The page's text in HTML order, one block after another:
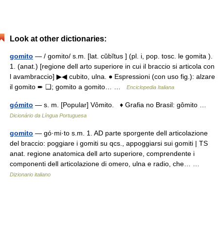
Look at other dictionaries:
gomito — / gomito/ s.m. [lat. cŭbĭtus ] (pl. i, pop. tosc. le gomita ).
1. (anat.) [regione dell arto superiore in cui il braccio si articola con
l avambraccio] ▶◀ cubito, ulna. ● Espressioni (con uso fig.): alzare
il gomito ➨ ❑; gomito a gomito… …
Enciclopedia Italiana
gómito — s. m. [Popular] Vômito. ♦ Grafia no Brasil: gômito …
Dicionário da Língua Portuguesa
gomito — gó·mi·to s.m. 1. AD parte sporgente dell articolazione
del braccio: poggiare i gomiti su qcs., appoggiarsi sui gomiti | TS
anat. regione anatomica dell arto superiore, comprendente i
componenti dell articolazione di omero, ulna e radio, che… …
Dizionario italiano